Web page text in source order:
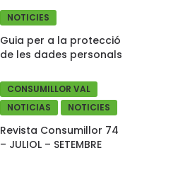
NOTICIES
Guia per a la protecció
de les dades personals
CONSUMILLOR VAL
NOTICIAS
NOTICIES
Revista Consumillor 74
– JULIOL – SETEMBRE